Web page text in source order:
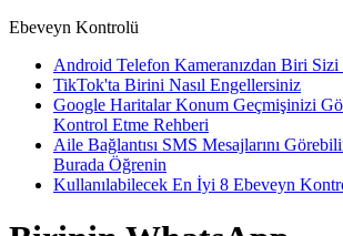
Ebeveyn Kontrolü
Android Telefon Kameranızdan Biri
TikTok'ta Birini Nasıl Engellersiniz
Google Haritalar Konum Geçmişinizi
Kontrol Etme Rehberi
Aile Bağlantısı SMS Mesajlarını
Burada Öğrenin
Kullanılabilecek En İyi 8 Ebeveyn